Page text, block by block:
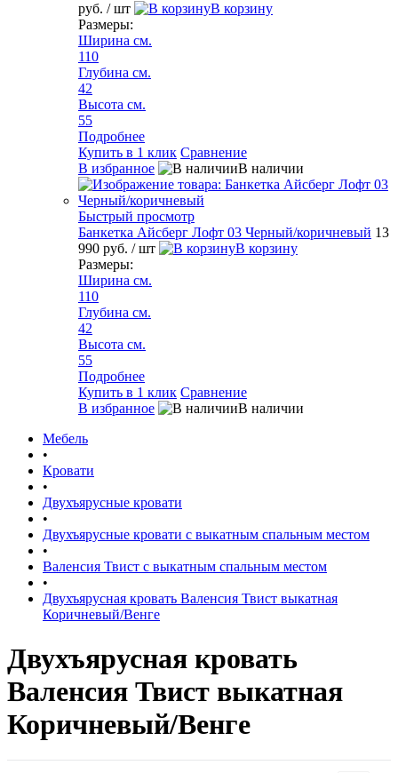
руб. / шт
В корзину
Размеры:
Ширина см.
110
Глубина см.
42
Высота см.
55
Подробнее
Купить в 1 клик Сравнение
В избранное
В наличии
Быстрый просмотр
Банкетка Айсберг Лофт 03 Черный/коричневый 13
990 руб. / шт
В корзину
Размеры:
Ширина см.
110
Глубина см.
42
Высота см.
55
Подробнее
Купить в 1 клик Сравнение
В избранное
В наличии
Мебель
•
Кровати
•
Двухъярусные кровати
•
Двухъярусные кровати с выкатным спальным местом
•
Валенсия Твист с выкатным спальным местом
•
Двухъярусная кровать Валенсия Твист выкатная
Коричневый/Венге
Двухъярусная кровать
Валенсия Твист выкатная
Коричневый/Венге